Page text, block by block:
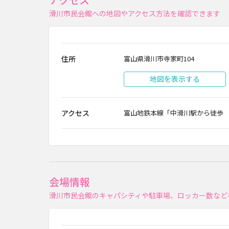
滑川市民会館への地図やアクセス方法を確認できます
住所 富山県滑川市寺家町104
地図を表示する
アクセス 富山地鉄本線「中滑川駅から徒歩
会場情報
滑川市民会館のキャパシティや駐車場、ロッカー数な